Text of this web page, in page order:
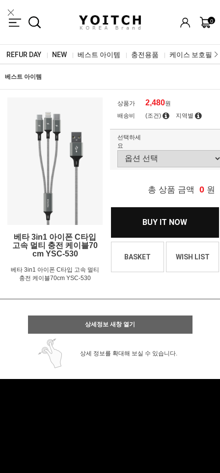
0
REFUR DAY NEW 베스트 아이템 충전용품 케이스 보호필름
베스트 아이템
베타 3in1 아이폰 C타입
고속 멀티 충전 케이블70
cm YSC-530
베타 3in1 아이폰 C타입 고속 멀티
충전 케이블70cm YSC-530
상품가 2,480원
배송비
(조건) 지역별
선택하세
요
총 상품 금액 0 원
BUY IT NOW
BASKET WISH LIST
상세정보 새창 열기
상세 정보를 확대해 보실 수 있습니다.